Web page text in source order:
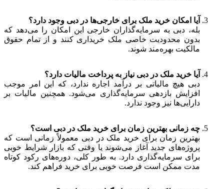
آیا امکان خرید ملک برای خارجی‌ها در دبی وجود دارد؟
بله، دبی به سرمایه‌گذاران خارجی این امکان را می‌دهد که
بدون محدودیت خاصی ملک خریداری کنند و از تمام حقوق
مالکیت بهره‌مند شوند.
آیا خرید ملک در دبی نیاز به پرداخت مالیات دارد؟
دبی هیچ مالیاتی بر درآمد اجاره ندارد، که این امر موجب
افزایش بازدهی سرمایه‌گذاری می‌شود. همچنین مالیات بر
دارایی‌ها نیز وجود ندارد.
چه زمانی بهترین زمان برای خرید ملک در دبی است؟
بهترین زمان برای خرید ملک در دبی معمولاً زمانی است که
پروژه‌های جدید آغاز می‌شوند یا وقتی که بازار شرایط خوبی
برای سرمایه‌گذاری دارد. به طور کلی، دوره‌های رکود کوتاه
مدت ممکن است فرصت خوبی برای خرید فراهم کند.